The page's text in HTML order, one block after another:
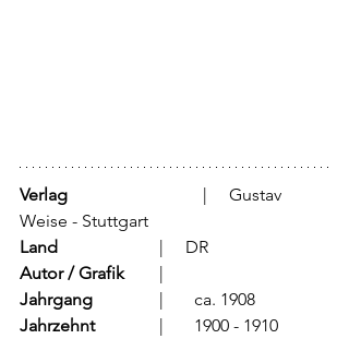
Verlag
Weise - Stuttgart
Land
			  |     DR
Autor / Grafik
Jahrgang
		  |	ca. 1908
Jahrzehnt
		  |	1900 - 1910